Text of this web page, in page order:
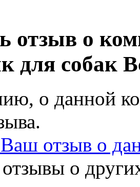
отзыв о
для собак
о данной
отзыв о
о